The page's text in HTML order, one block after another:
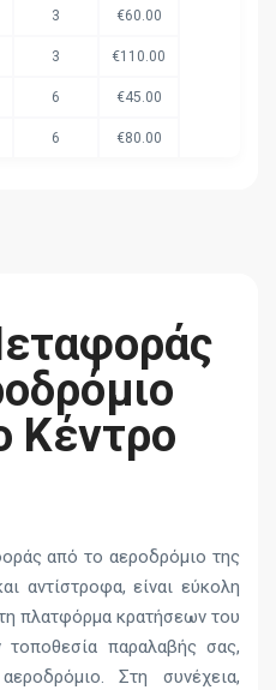
3 €60.00
3 €110.00
6 €45.00
6 €80.00
Κέντρο
από το αεροδρόμιο της
αντίστροφα, είναι εύκολη
πλατφόρμα κρατήσεων του
παραλαβής σας,
Στη συνέχεια,